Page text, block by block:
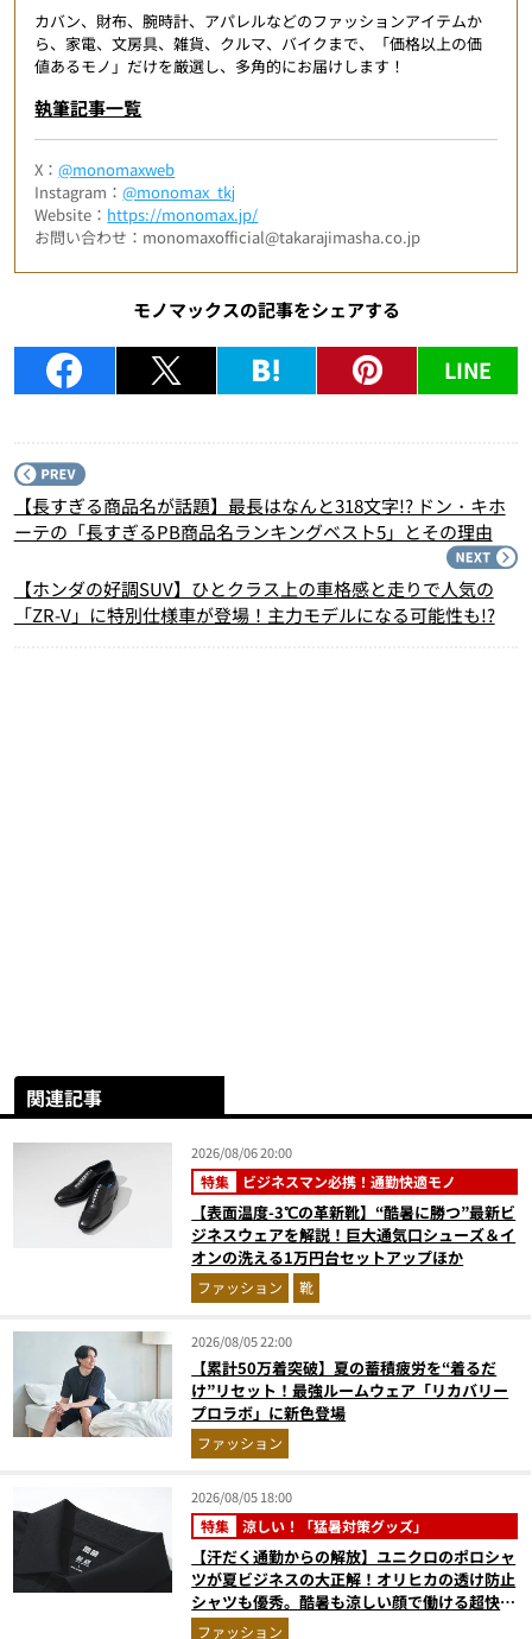
カバン、財布、腕時計、アパレルなどのファッションアイテムか
ら、家電、文房具、雑貨、クルマ、バイクまで、「価格以上の価
値あるモノ」だけを厳選し、多角的にお届けします！
執筆記事一覧
X：@monomaxweb
Instagram：@monomax_tkj
Website： https://monomax.jp/
お問い合わせ：monomaxofficial@takarajimasha.co.jp
モノマックスの記事をシェアする
LINE
【長すぎる商品名が話題】最長はなんと318文字!? ドン・キホ
ーテの「長すぎるPB商品名ランキングベスト5」とその理由
【ホンダの好調SUV】ひとクラス上の車格感と走りで人気の
「ZR-V」に特別仕様車が登場！主力モデルになる可能性も!?
関連記事
2026/08/06 20:00
特集 ビジネスマン必携！通勤快適モノ
【表面温度-3℃の革新靴】“酷暑に勝つ”最新ビ
ジネスウェアを解説！巨大通気口シューズ＆イ
オンの洗える1万円台セットアップほか
ファッション 靴
2026/08/05 22:00
【累計50万着突破】夏の蓄積疲労を“着るだ
け”リセット！最強ルームウェア「リカバリー
プロラボ」に新色登場
ファッション
2026/08/05 18:00
特集 涼しい！「猛暑対策グッズ」
【汗だく通勤からの解放】ユニクロのポロシャ
ツが夏ビジネスの大正解！オリヒカの透け防止
シャツも優秀。酷暑も涼しい顔で働ける超快適
ウエアの実力
ファッション